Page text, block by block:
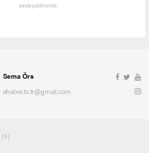
paylaşabilirsiniz.
Sema Örs
ehaber.tv.tr@gmail.com
(0)